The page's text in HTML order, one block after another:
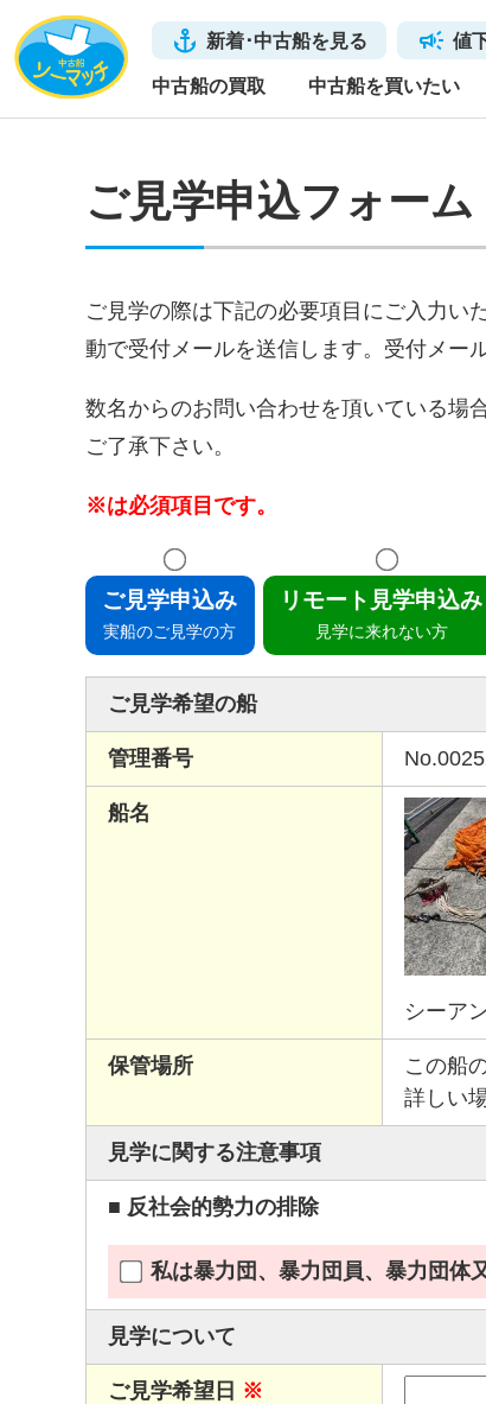
新着･中古船を見る 値
中古船の買取 中古船を買いたい
ご見学申込フォーム
ご見学の際は下記の必要項目にご入力い
動で受付メールを送信します。受付メー
数名からのお問い合わせを頂いている場
ご了承下さい。
※は必須項目です。
ご見学申込み
実船のご見学の方
リモート見学申込み
見学に来れない方
ご見学希望の船
管理番号
船名
シーア
保管場所 この船
詳しい
見学に関する注意事項
■ 反社会的勢力の排除
私は暴力団、暴力団員、暴力団体
見学について
ご見学希望日 ※